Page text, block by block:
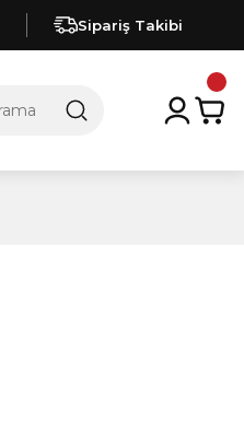
Sipariş Takibi